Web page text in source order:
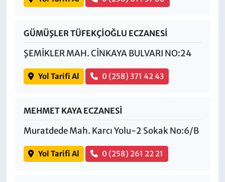
GÜMÜŞLER TÜFEKÇİOĞLU ECZANESİ
ŞEMİKLER MAH. CİNKAYA BULVARI NO:24
Yol Tarifi Al 0 (258) 371 42 43
MEHMET KAYA ECZANESİ
Muratdede Mah. Karcı Yolu-2 Sokak No:6/B
Yol Tarifi Al 0 (258) 261 22 21